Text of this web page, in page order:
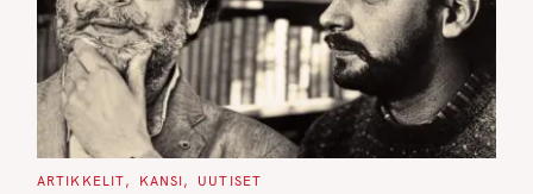
C
ARTIKKELIT KANSI UUTISET